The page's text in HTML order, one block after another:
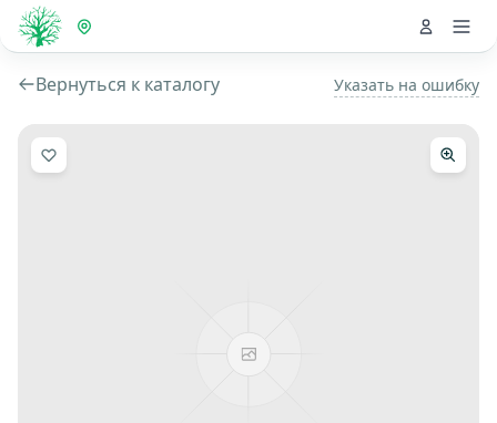
Вернуться к каталогу Указать на ошибку